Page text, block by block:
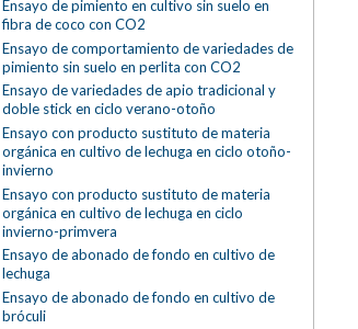
Ensayo de pimiento en cultivo sin suelo en
fibra de coco con CO2
Ensayo de comportamiento de variedades de
pimiento sin suelo en perlita con CO2
Ensayo de variedades de apio tradicional y
doble stick en ciclo verano-otoño
Ensayo con producto sustituto de materia
orgánica en cultivo de lechuga en ciclo otoño-
invierno
Ensayo con producto sustituto de materia
orgánica en cultivo de lechuga en ciclo
invierno-primvera
Ensayo de abonado de fondo en cultivo de
lechuga
Ensayo de abonado de fondo en cultivo de
bróculi